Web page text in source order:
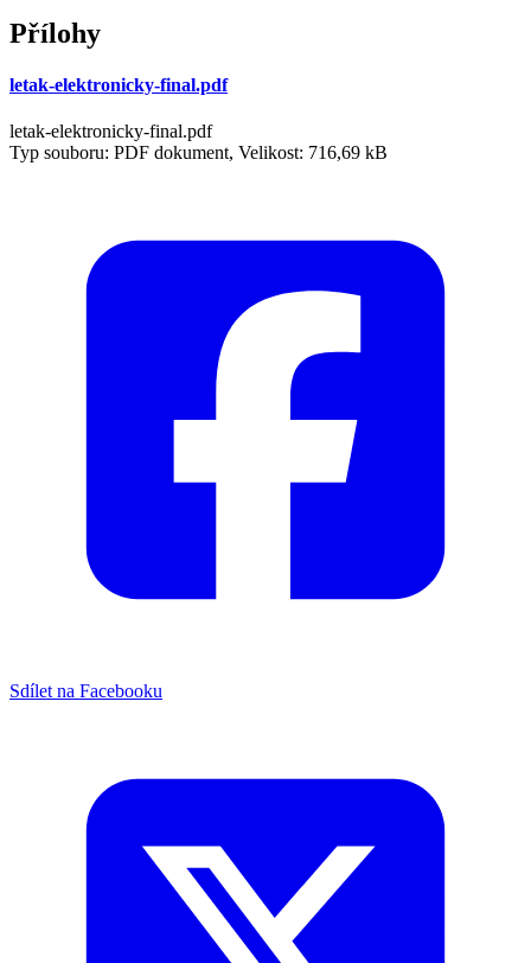
Přílohy
letak-elektronicky-final.pdf
letak-elektronicky-final.pdf
Typ souboru: PDF dokument, Velikost: 716,69 kB
Sdílet na Facebooku